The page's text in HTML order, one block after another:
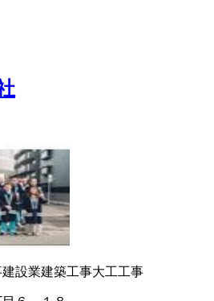
建設業建築工事大工工事